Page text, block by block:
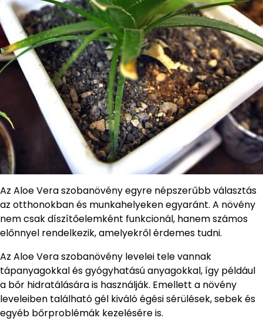
Az Aloe Vera szobanövény egyre népszerűbb választás
az otthonokban és munkahelyeken egyaránt. A növény
nem csak díszítőelemként funkcionál, hanem számos
előnnyel rendelkezik, amelyekről érdemes tudni.
Az Aloe Vera szobanövény levelei tele vannak
tápanyagokkal és gyógyhatású anyagokkal, így például
a bőr hidratálására is használják. Emellett a növény
leveleiben található gél kiváló égési sérülések, sebek és
egyéb bőrproblémák kezelésére is.